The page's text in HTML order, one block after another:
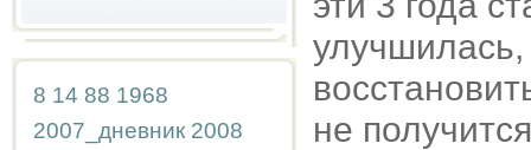
8 14 88 1968
2007_дневник 2008
не